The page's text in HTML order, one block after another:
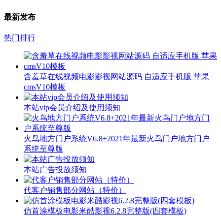
最新发布
热门排行
含羞草在线视频电影影视网站源码 自适应手机版 苹果
cmsV10模板
本站vip会员介绍及使用须知
火鸟地方门户系统V6.8+2021年最新火鸟门户地方门户
系统至尊版
本站广告投放须知
代客户销售部分网站（特价）
仿首涂模板电影米酷影视6.2.8完整版(四套模板)